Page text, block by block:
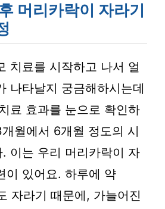
머리카락이 자라기
치료를 시작하고 나서 얼
나타날지 궁금해하시는데
료 효과를 눈으로 확인하
월에서 6개월 정도의 시
이는 우리 머리카락이 자
이 있어요. 하루에 약
자라기 때문에, 가늘어진